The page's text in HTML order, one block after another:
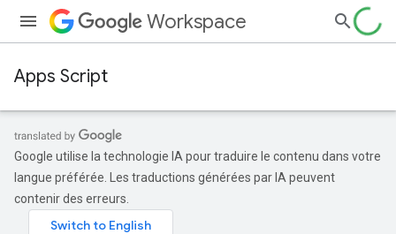
Workspace
Apps Script
Google utilise la technologie IA pour traduire le contenu dans votre
langue préférée. Les traductions générées par IA peuvent
contenir des erreurs.